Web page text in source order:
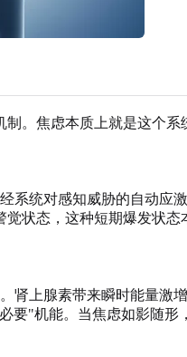
。焦虑本质上就是这个
系统对感知威胁的自动
状态，这种短期爆发状
。肾上腺素带来瞬时能量激
"机能。当焦虑如影随形